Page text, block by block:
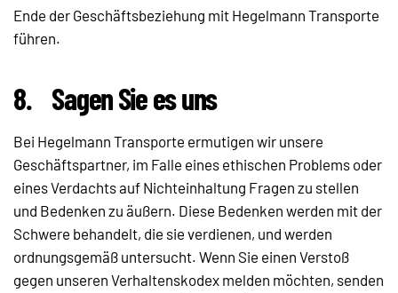
Ende der Geschäftsbeziehung mit Hegelmann Transporte
führen.
8. Sagen Sie es uns
Bei Hegelmann Transporte ermutigen wir unsere
Geschäftspartner, im Falle eines ethischen Problems oder
eines Verdachts auf Nichteinhaltung Fragen zu stellen
und Bedenken zu äußern. Diese Bedenken werden mit der
Schwere behandelt, die sie verdienen, und werden
ordnungsgemäß untersucht. Wenn Sie einen Verstoß
gegen unseren Verhaltenskodex melden möchten, senden